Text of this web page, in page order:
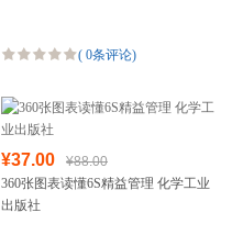
( 0条评论)
¥37.00
¥88.00
360张图表读懂6S精益管理 化学工业
出版社